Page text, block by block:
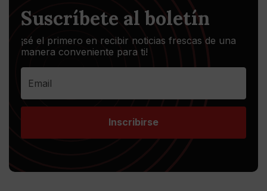
Suscríbete al boletín
¡sé el primero en recibir noticias frescas de una
manera conveniente para ti!
Inscribirse